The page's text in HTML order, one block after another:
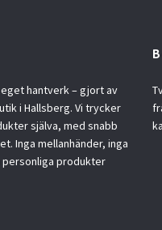
hantverk – gjort av
i Hallsberg. Vi trycker
själva, med snabb
Inga mellanhänder, inga
personliga produkter